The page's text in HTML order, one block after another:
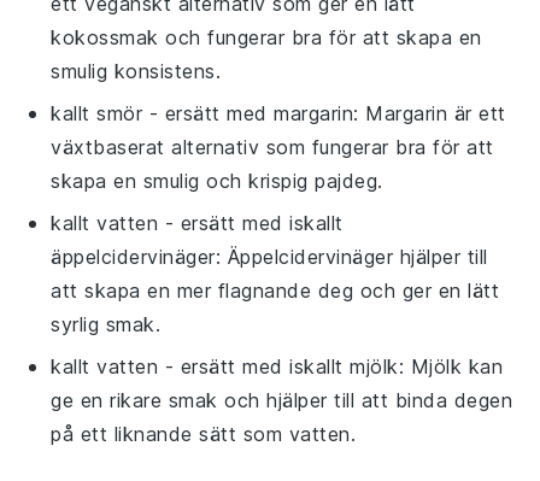
kokossmak och fungerar bra för att skapa en
smulig konsistens.
kallt smör - ersätt medmargarin: Margarin är ett
växtbaserat alternativ som fungerar bra för att
skapa en smulig och krispig pajdeg.
kallt vatten - ersätt mediskallt
äppelcidervinäger: Äppelcidervinäger hjälper till
att skapa en mer flagnande deg och ger en lätt
syrlig smak.
kallt vatten - ersätt mediskallt mjölk: Mjölk kan
ge en rikare smak och hjälper till att binda degen
på ett liknande sätt som vatten.